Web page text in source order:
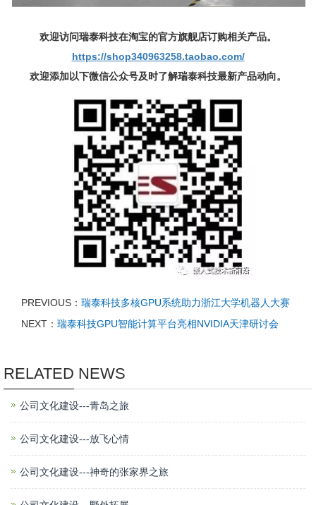
欢迎访问瑞泰科技在淘宝的官方旗舰店订购相关产品。
https://shop340963258.taobao.com/
欢迎添加以下微信公众号及时了解瑞泰科技最新产品动向。
PREVIOUS： 瑞泰科技多核GPU系统助力浙江大学机器人大赛
NEXT： 瑞泰科技GPU智能计算平台亮相NVIDIA天津研讨会
RELATED NEWS
公司文化建设---青岛之旅
公司文化建设---放飞心情
公司文化建设---神奇的张家界之旅